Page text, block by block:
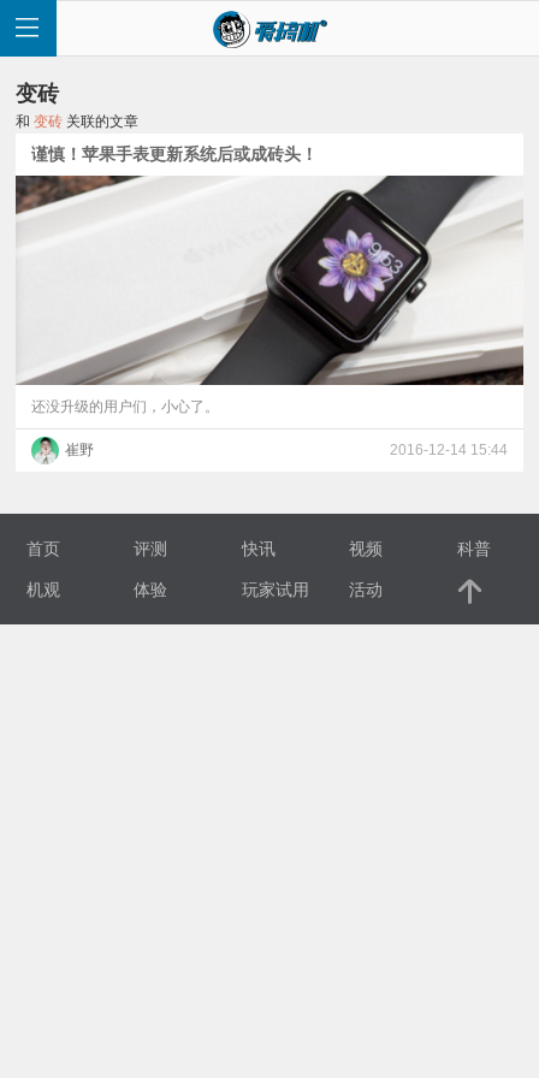
首
讯
评
测
视
变砖
和变砖 关联的文章
谨慎！苹果手表更新系统后或成砖头！
还没升级的用户们，小心了。
崔野 2016-12-14 15:44
首页 评测 快讯 视频 科普
机观 体验 玩家试用 活动